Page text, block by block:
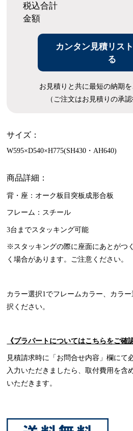
税込合計
金額
カンタン見積リス
る
お見積りと共に最短の納期を
（ご注文はお見積りの承
サイズ：
W595×D540×H775(SH430・AH640)
商品詳細：
背・座：オーク板目突板成形合板
フレーム：スチール
3台までスタッキング可能
※スタッキングの際に座面にあとがつ
く場合があります。ご注意ください。
カラー選択1でフレームカラー、カラ
択ください。
《プラパートについてはこちらをご確
見積請求時に「お問合せ内容」欄にて
入力いただきましたら、取付費用を含
いただきます。